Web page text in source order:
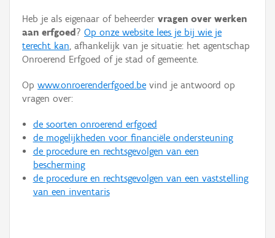
Hergebruik
Aanmelden
Heb je als eigenaar of beheerder vragen over werken
aan erfgoed ? Op onze website lees je bij wie je
terecht kan, afhankelijk van je situatie: het agentschap
Onroerend Erfgoed of je stad of gemeente.
Op www.onroerenderfgoed.be vind je antwoord op
vragen over:
de soorten onroerend erfgoed
de mogelijkheden voor financiële ondersteuning
de procedure en rechtsgevolgen van een
bescherming
de procedure en rechtsgevolgen van een vaststelling
van een inventaris